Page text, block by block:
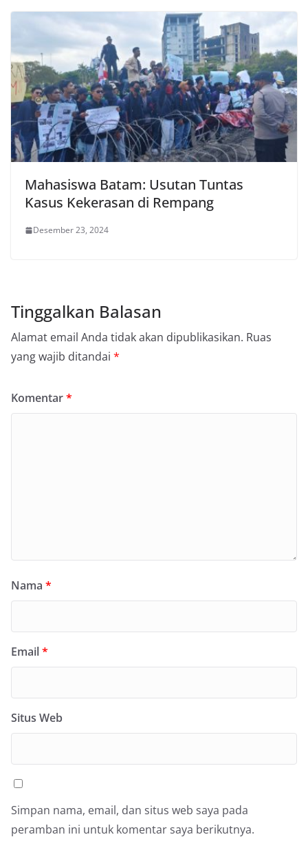
Mahasiswa Batam: Usutan Tuntas
Kasus Kekerasan di Rempang
Desember 23, 2024
Tinggalkan Balasan
Alamat email Anda tidak akan dipublikasikan. Ruas
yang wajib ditandai *
Komentar*
Nama *
Email*
Situs Web
Simpan nama, email, dan situs web saya pada
peramban ini untuk komentar saya berikutnya.